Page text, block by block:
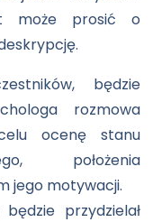
może prosić o
będzie
rozmowa
ocenę stanu
położenia
jego motywacji.
przydzielał